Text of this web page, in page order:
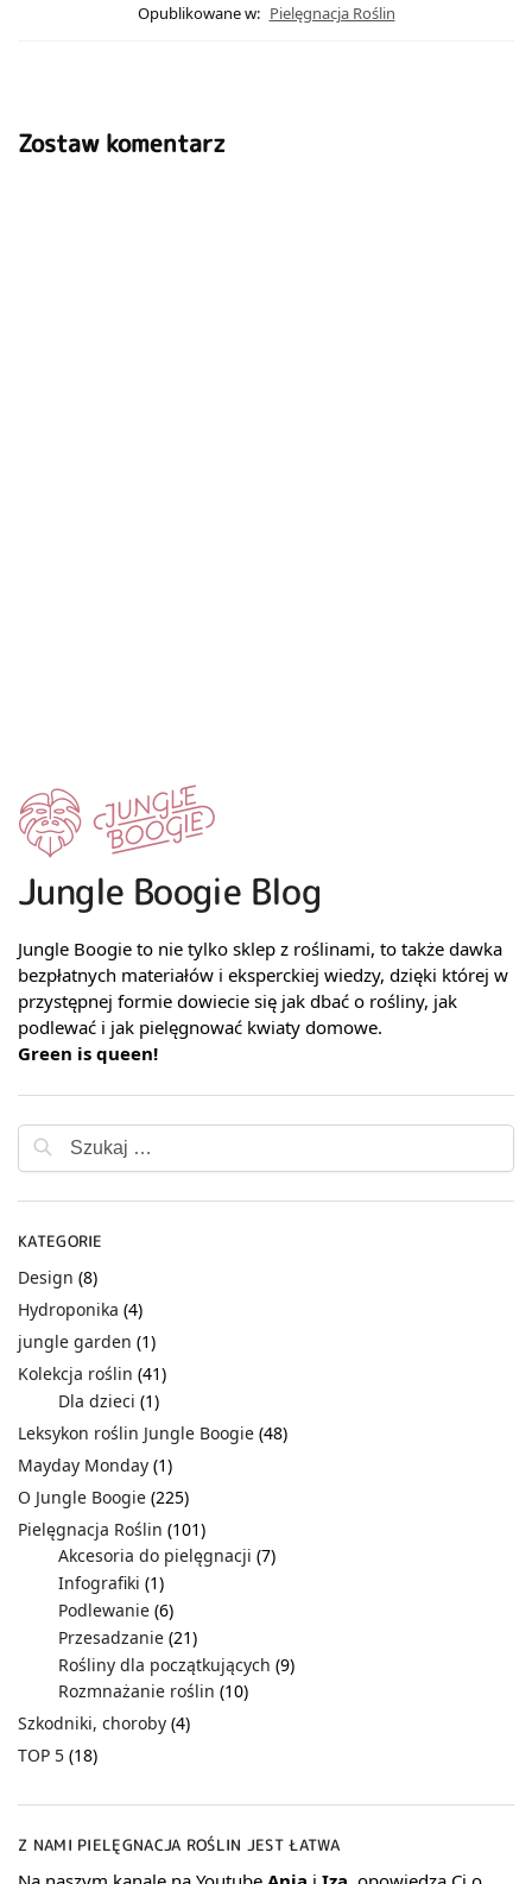
Opublikowane w: Pielęgnacja Roślin
Zostaw komentarz
Jungle Boogie Blog
Jungle Boogie to nie tylko sklep z roślinami, to także dawka
bezpłatnych materiałów i eksperckiej wiedzy, dzięki której w
przystępnej formie dowiecie się jak dbać o rośliny, jak
podlewać i jak pielęgnować kwiaty domowe.
Green is queen!
KATEGORIE
Design (8)
Hydroponika (4)
jungle garden (1)
Kolekcja roślin (41)
Dla dzieci (1)
Leksykon roślin Jungle Boogie (48)
Mayday Monday (1)
O Jungle Boogie (225)
Pielęgnacja Roślin (101)
Akcesoria do pielęgnacji (7)
Infografiki (1)
Podlewanie (6)
Przesadzanie (21)
Rośliny dla początkujących (9)
Rozmnażanie roślin (10)
Szkodniki, choroby (4)
TOP 5 (18)
Z NAMI PIELĘGNACJA ROŚLIN JEST ŁATWA